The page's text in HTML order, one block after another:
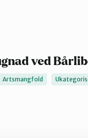
ved
Artsmangfold